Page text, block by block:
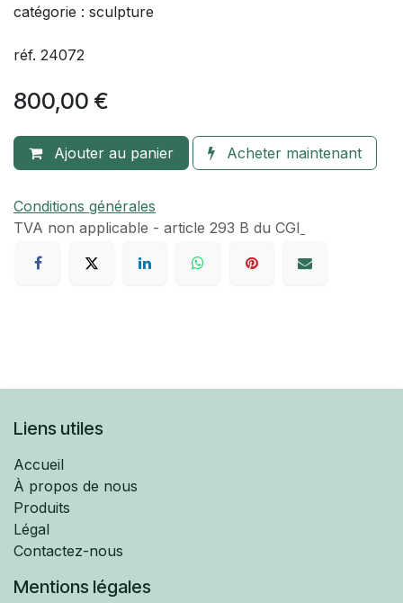
catégorie : sculpture
réf. 24072
800,00 €
Ajouter au panier Acheter maintenant
Conditions générales
TVA​ non applicable - article 293 B du CGI
Liens utiles
Accueil
À propos de nous
Produits
Légal
Contactez-nous
Mentions légales